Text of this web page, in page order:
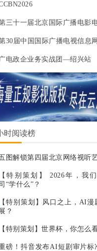
三十一届北京国际广播电影
30届中国国际广播电视信息
电政企业务实战团—绍兴站
时阅读榜
图解锁第四届北京网络视听
【特别策划】 2026年，我
“学什么”？
【特别策划】风口之上，AI
？
【特别策划】世界杯，你怎么
磅！抖音发布AI短剧审片标